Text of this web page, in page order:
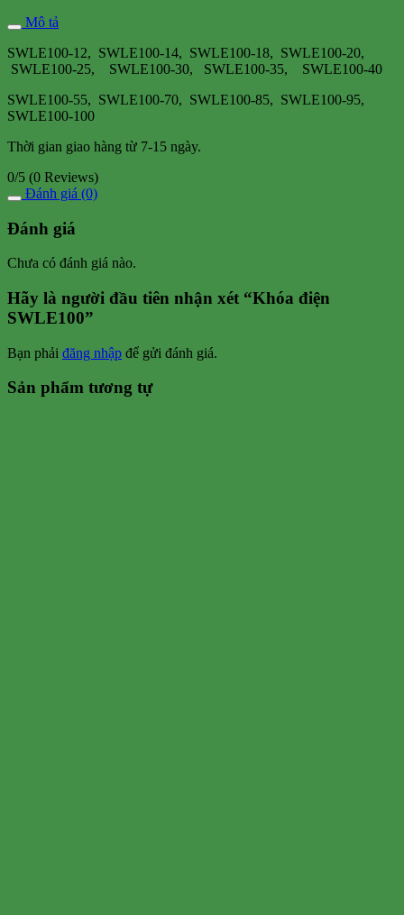
Mô tả
SWLE100-12, SWLE100-14, SWLE100-18, SWLE100-20,
SWLE100-25, SWLE100-30, SWLE100-35, SWLE100-40
SWLE100-55, SWLE100-70, SWLE100-85, SWLE100-95,
SWLE100-100
Thời gian giao hàng từ 7-15 ngày.
0/5 (0 Reviews)
Đánh giá (0)
Đánh giá
Chưa có đánh giá nào.
Hãy là người đầu tiên nhận xét “Khóa điện
SWLE100”
Bạn phải đăng nhập để gửi đánh giá.
Sản phẩm tương tự